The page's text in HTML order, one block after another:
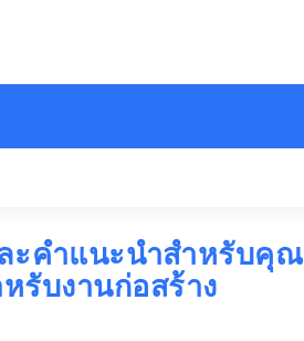
ะคำแนะนำสำหรับคุณ
รับงานก่อสร้าง